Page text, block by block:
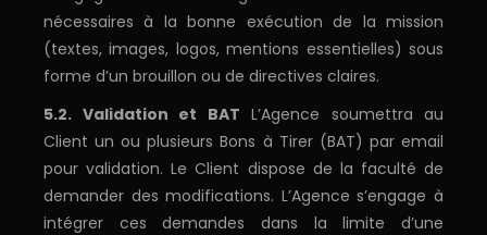
nécessaires à la bonne exécution de la mission
(textes, images, logos, mentions essentielles) sous
forme d’un brouillon ou de directives claires.
5.2. Validation et BAT L’Agence soumettra au
Client un ou plusieurs Bons à Tirer (BAT) par email
pour validation. Le Client dispose de la faculté de
demander des modifications. L’Agence s’engage à
intégrer ces demandes dans la limite d’une